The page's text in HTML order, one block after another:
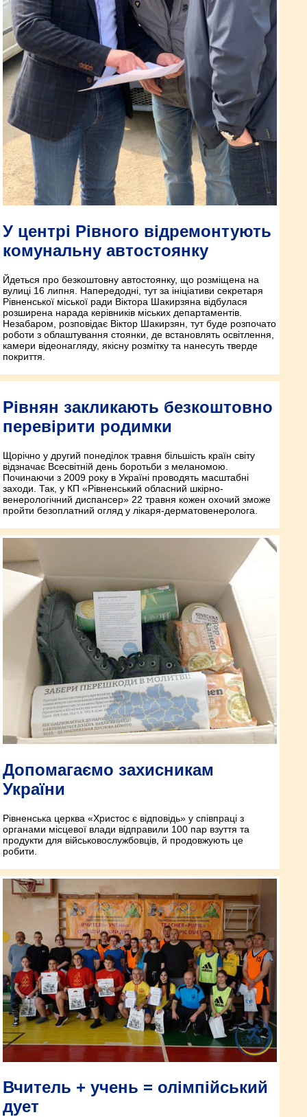
У центрі Рівного відремонтують
комунальну автостоянку
Йдеться про безкоштовну автостоянку, що розміщена на
вулиці 16 липня. Напередодні, тут за ініціативи cекретаря
Рівненської міської ради Віктора Шакирзяна відбулася
розширена нарада керівників міських департаментів.
Незабаром, розповідає Віктор Шакирзян, тут буде розпочато
роботи з облаштування стоянки, де встановлять освітлення,
камери відеонагляду, якісну розмітку та нанесуть тверде
покриття.
Рівнян закликають безкоштовно
перевірити родимки
Щорічно у другий понеділок травня більшість країн світу
відзначає Всесвітній день боротьби з меланомою.
Починаючи з 2009 року в Україні проводять масштабні
заходи. Так, у КП «Рівненський обласний шкірно-
венерологічний диспансер» 22 травня кожен охочий зможе
пройти безоплатний огляд у лікаря-дерматовенеролога.
Допомагаємо захисникам
України
Рівненська церква «Христос є відповідь» у співпраці з
органами місцевої влади відправили 100 пар взуття та
продукти для військовослужбовців, й продовжують це
робити.
Вчитель + учень = олімпійський
дует